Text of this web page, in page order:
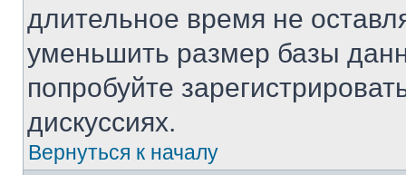
длительное время не
уменьшить размер базы
попробуйте
дискуссиях.
Вернуться к началу